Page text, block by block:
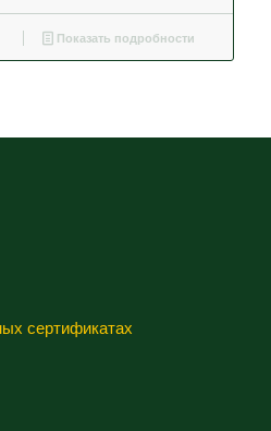
Показать подробности
сертификатах